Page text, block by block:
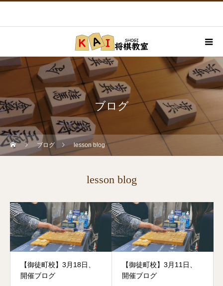
ブログ
ブログ lesson blog
lesson blog
【御徒町校】3月18日、
開催ブログ
【御徒町校】3月11日、
開催ブログ